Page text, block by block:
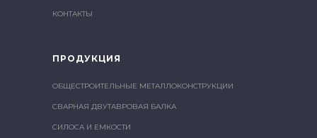
КОНТАКТЫ
ПРОДУКЦИЯ
СИЛОСА И ЕМКОСТИ
СВАРНАЯ ДВУТАВРОВАЯ БАЛКА
ОБЩЕСТРОИТЕЛЬНЫЕ МЕТАЛЛОКОНСТРУКЦИИ